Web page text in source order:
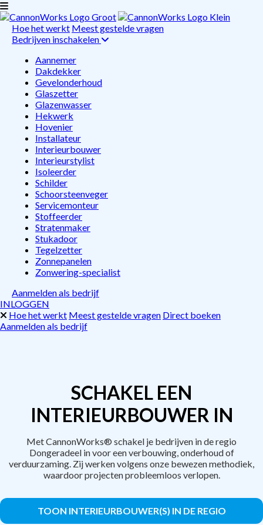
Hoe het werkt Meest gestelde vragen
Bedrijven inschakelen
Aannemer
Dakdekker
Gevelonderhoud
Glaszetter
Glazenwasser
Hekwerk
Hovenier
Installateur
Interieurbouwer
Interieurstylist
Isoleerder
Schilder
Schoorsteenveger
Servicemonteur
Stoffeerder
Stratenmaker
Stukadoor
Tegelzetter
Zonnepanelen
Zonwering-specialist
Aanmelden als bedrijf
INLOGGEN
Hoe het werkt Meest gestelde vragen Direct boeken
Aanmelden als bedrijf
SCHAKEL EEN
INTERIEURBOUWER IN
Met CannonWorks® schakel je bedrijven in de regio
Dongeradeel in voor een verbouwing, onderhoud of
verduurzaming. Zij werken volgens onze bewezen methodiek,
waardoor projecten probleemloos verlopen.
TOON INTERIEURBOUWER(S) IN DE REGIO